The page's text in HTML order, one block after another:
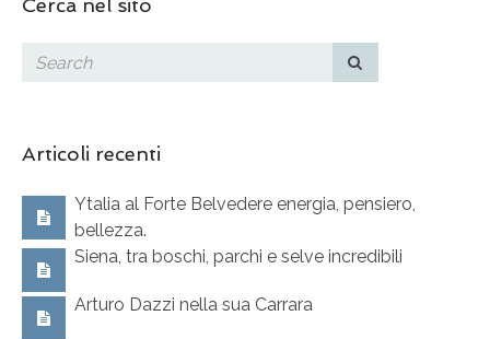
Cerca nel sito
Articoli recenti
Ytalia al Forte Belvedere energia, pensiero,
bellezza.
Siena, tra boschi, parchi e selve incredibili
Arturo Dazzi nella sua Carrara